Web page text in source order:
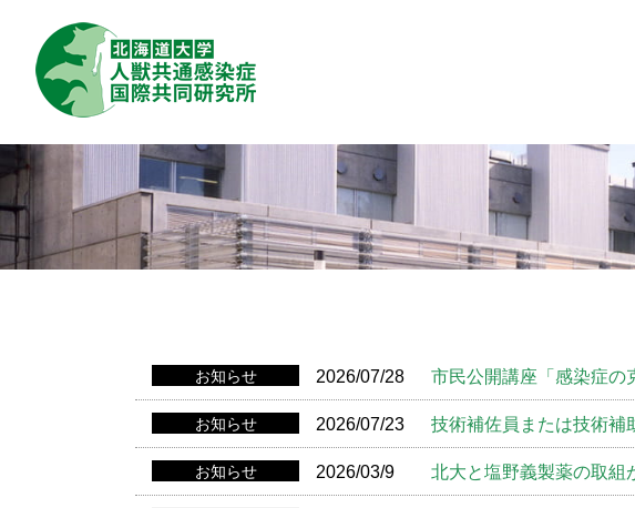
あいさつ 沿革
お知らせ 2026/07/28 市民公開講座「感染症の
お知らせ 2026/07/23 技術補佐員または技術補
お知らせ 2026/03/9 北大と塩野義製薬の取組